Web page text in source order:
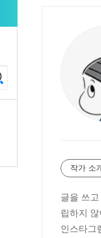
작가 소
글을 쓰
립하지
인스타그